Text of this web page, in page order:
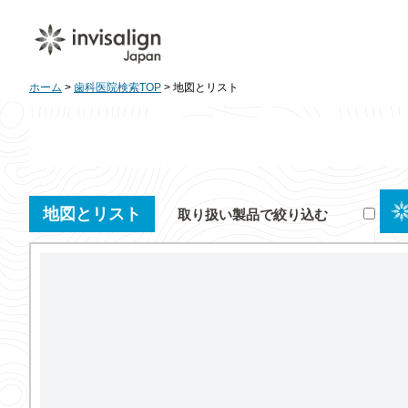
ホーム > 歯科医院検索TOP > 地図とリスト
地図とリスト 取り扱い製品で絞り込む